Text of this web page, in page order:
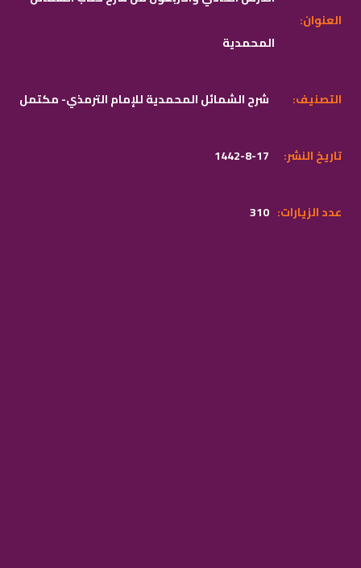
المحمدية
:العنوان
شرح الشمائل المحمدية للإمام الترمذي- مكتمل :التصنيف
1442-8-17 :تاريخ النشر
310 :عدد الزيارات